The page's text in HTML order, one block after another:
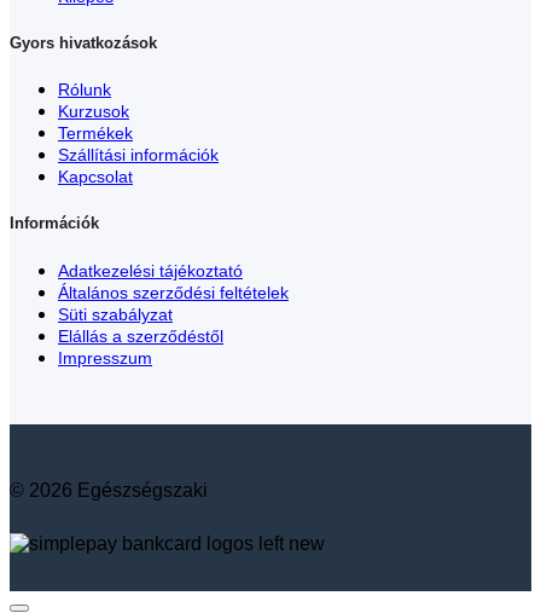
Gyors hivatkozások
Rólunk
Kurzusok
Termékek
Szállítási információk
Kapcsolat
Információk
Adatkezelési tájékoztató
Általános szerződési feltételek
Süti szabályzat
Elállás a szerződéstől
Impresszum
© 2026 Egészségszaki